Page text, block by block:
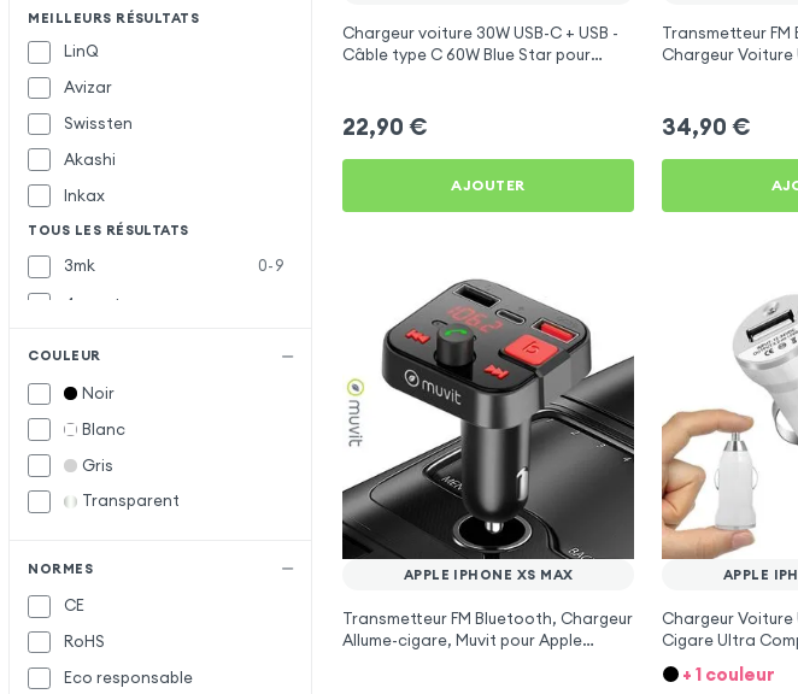
MEILLEURS RÉSULTATS
LinQ
Avizar
Swissten
Akashi
Inkax
TOUS LES RÉSULTATS
3mk
0-9
4smarts
Forcell
Samsung
S
Satechi
Setty
X-Level
COULEUR
Noir
Blanc
Gris
Transparent
NORMES
CE
RoHS
Eco responsable
Chargeur voiture 30W USB-C + USB -
Câble type C 60W Blue Star pour
22,90 €
AJOUTER
Transmetteur
Chargeur Voiture
34,90 €
APPLE IPHONE XS MAX
Transmetteur FM Bluetooth, Chargeur
Allume-cigare, Muvit pour Apple
APPLE
Chargeur Voiture
Cigare Ultra
Métallisée - Blanc
+ 1 couleur